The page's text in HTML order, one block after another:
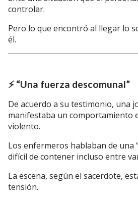
controlar.
Pero lo que encontró al llegar lo
él.
⚡ “Una fuerza descomunal”
De acuerdo a su testimonio, una
manifestaba un comportamiento
violento.
Los enfermeros hablaban de una
difícil de contener incluso entre
La escena, según el sacerdote,
tensión.